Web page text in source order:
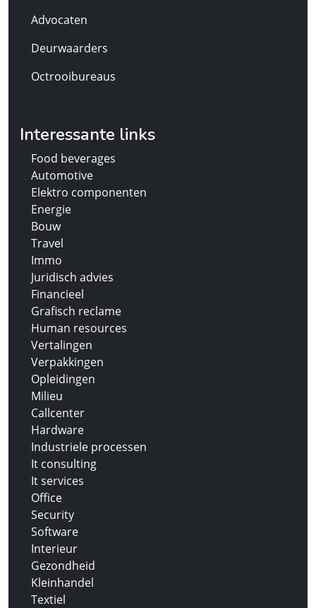
Advocaten
Deurwaarders
Octrooibureaus
Interessante links
Food beverages
Automotive
Elektro componenten
Energie
Bouw
Travel
Immo
Juridisch advies
Financieel
Grafisch reclame
Human resources
Vertalingen
Verpakkingen
Opleidingen
Milieu
Callcenter
Hardware
Industriele processen
It consulting
It services
Office
Security
Software
Interieur
Gezondheid
Kleinhandel
Textiel